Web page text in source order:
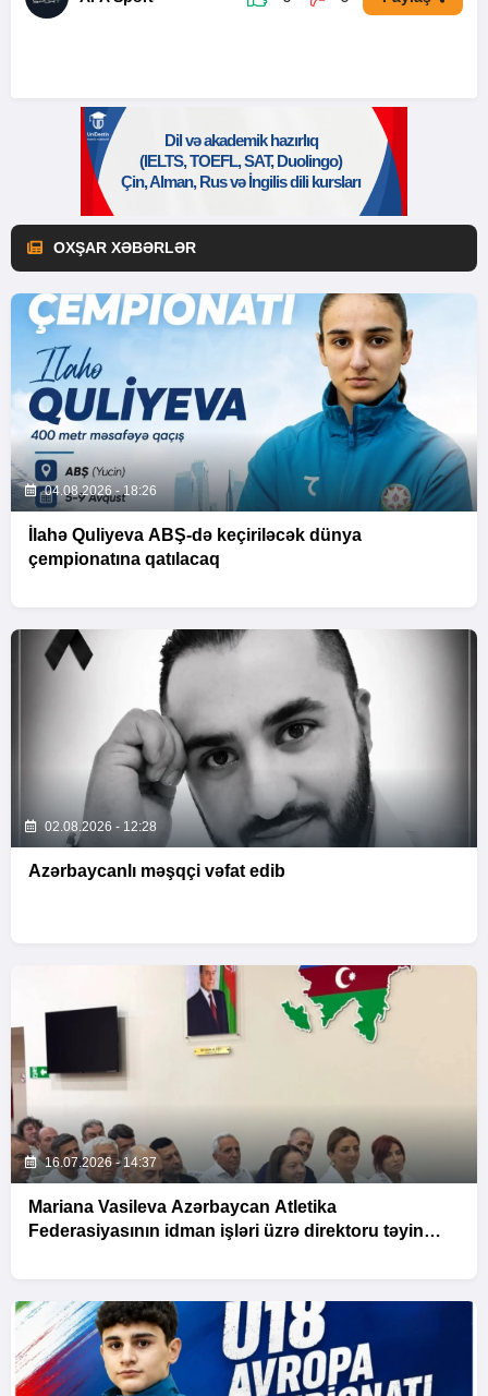
OXŞAR XƏBƏRLƏR
04.08.2026 - 18:26
İlahə Quliyeva ABŞ-də keçiriləcək dünya
çempionatına qatılacaq
02.08.2026 - 12:28
Azərbaycanlı məşqçi vəfat edib
16.07.2026 - 14:37
Mariana Vasileva Azərbaycan Atletika
Federasiyasının idman işləri üzrə direktoru təyin